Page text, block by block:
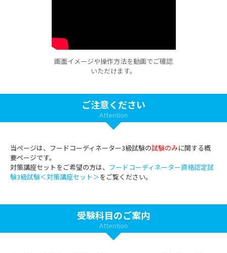
画面イメージや操作方法を動画でご確認
いただけます。
ご注意ください
Attention
当ページは、フードコーディネーター3級試験の試験のみに関する概
要ページです。
対策講座セットをご希望の方は、 フードコーディネーター資格認定試
験3級試験＜対策講座セット＞をご覧ください。
受験科目のご案内
Attention